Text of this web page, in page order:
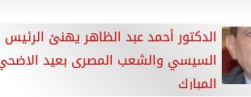
الدكتور أحمد عبد الظاهر يهنئ الرئيس
السيسي والشعب المصرى بعيد
المبارك